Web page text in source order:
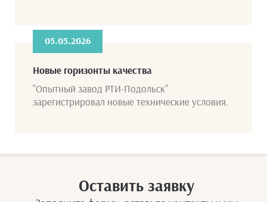
05.05.2026
Новые горизонты качества
"Опытный завод РТИ-Подольск"
зарегистрировал новые технические условия.
Оставить заявку